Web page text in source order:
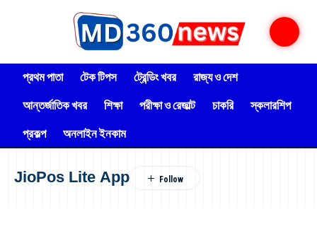
প্রথম পাতা টেক টিপস ট্রেন্ডিং খবর
রাজ্য ও দেশ
আন্তর্জাতিক খবর
শিক্ষা পরীক্ষা ও রেজাল্ট চাকরি
স্কলারশিপ
প্রকল্প
অনলাইন ইনকাম
JioPos Lite App